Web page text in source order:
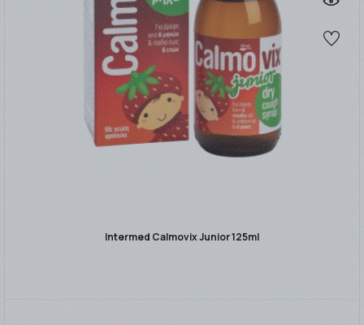
Intermed Calmovix Junior 125ml